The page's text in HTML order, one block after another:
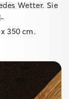
Wetter. Sie
350 cm.